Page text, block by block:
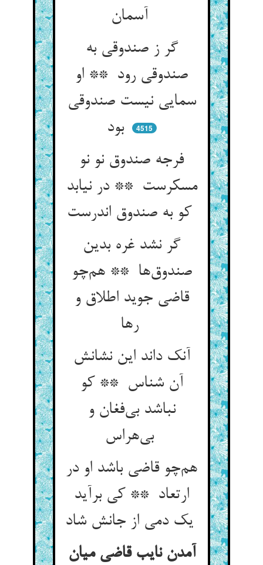
گر ز صندوقی به
صندوقی رود ** او
سمایی نیست صندوقی
بود
4515
فرجه صندوق نو نو
مسکرست ** در نیابد
گر نشد غره بدین
صندوق‌ها ** هم‌چو
قاضی جوید اطلاق و
رها
آنک داند این نشانش
آن شناس ** کو
نباشد بی‌فغان و
بی‌هراس
هم‌چو قاضی باشد او در
ارتعاد ** کی برآید
آمدن نایب قاضی میان